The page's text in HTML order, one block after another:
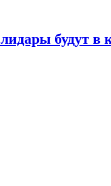
будут в